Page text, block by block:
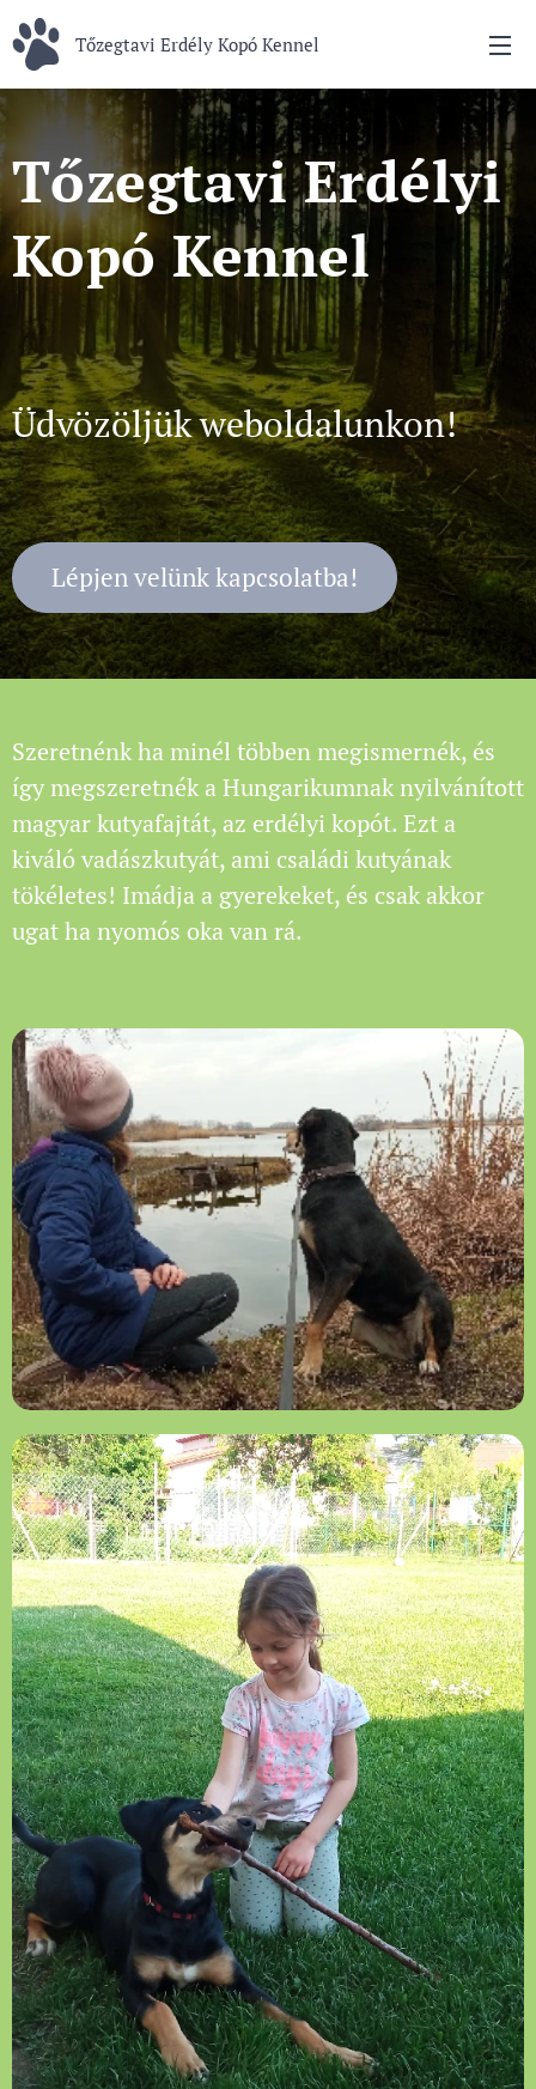
Tőzegtavi Erdély Kopó Kennel
Tőzegtavi Erdélyi
Kopó Kennel
Üdvözöljük weboldalunkon!
Lépjen velünk kapcsolatba!
Szeretnénk ha minél többen megismernék, és
így megszeretnék a Hungarikumnak nyilvánított
magyar kutyafajtát, az erdélyi kopót. Ezt a
kiváló vadászkutyát, ami családi kutyának
tökéletes! Imádja a gyerekeket, és csak akkor
ugat ha nyomós oka van rá.